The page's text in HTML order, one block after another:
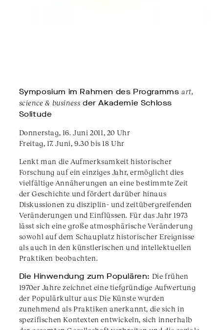
Symposium im Rahmen des Programmsart,
science & business der Akademie Schloss
Solitude
Donnerstag, 16. Juni 2011, 20 Uhr
Freitag, 17. Juni, 9.30 bis 18 Uhr
Lenkt man die Aufmerksamkeit historischer
Forschung auf ein einziges Jahr, ermöglicht dies
vielfältige Annäherungen an eine bestimmte Zeit
der Geschichte und fördert darüber hinaus
Diskussionen zu disziplin- und zeitübergreifenden
Veränderungen und Einflüssen. Für das Jahr 1973
lässt sich eine große atmosphärische Veränderung
sowohl auf dem Schauplatz historischer Ereignisse
als auch in den künstlerischen und intellektuellen
Praktiken beobachten.
Die Hinwendung zum Populären: Die frühen
1970er Jahre zeichnet eine tiefgründige Aufwertung
der Populärkultur aus: Die Künste wurden
zunehmend als Praktiken anerkannt, die sich in
spezifischen Kontexten entwickeln, sich innerhalb